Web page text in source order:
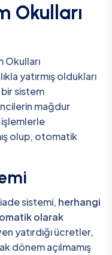
Okulları
Okulları
yatırmış oldukları
sistem
mağdur
olup, otomatik
sistemi, herhangi
olarak
yatırdığı ücretler,
dönem açılmamış